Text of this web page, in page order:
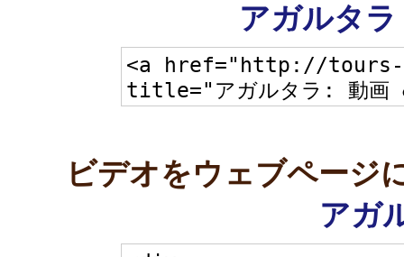
アガルタ
ビデオをウェブページ
アガ